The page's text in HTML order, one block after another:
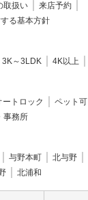
取扱い
来店予約
る基本方針
3K～3LDK 4K以上
ートロック ペット可
事務所
与野本町 北与野
北浦和